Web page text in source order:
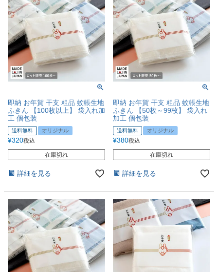
即納 お年賀 干支 粗品 蚊帳生地
ふきん 【100枚以上】 袋入れ加
工 個包装
送料無料 オリジナル
¥320税込
在庫切れ
詳細を見る
即納 お年賀 干支 粗品 蚊帳生地
ふきん 【50枚～99枚】 袋入れ
加工 個包装
送料無料 オリジナル
¥380税込
在庫切れ
詳細を見る